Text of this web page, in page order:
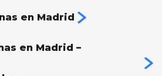
en Madrid
en Madrid –